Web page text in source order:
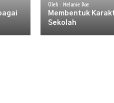
Oleh : Melanie Doe
Membentuk
Sekolah